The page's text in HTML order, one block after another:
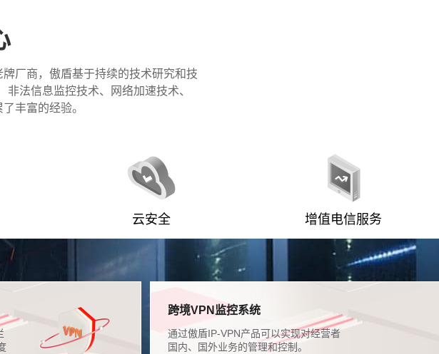
安全防线
厂商，傲盾基于持续的技术研究和技
法信息监控技术、网络加速技术、
丰富的经验。
云安全 增值电信服务
跨境VPN监控系统
通过傲盾IP-VPN产品可以实现对经营者
国内、国外业务的管理和控制。